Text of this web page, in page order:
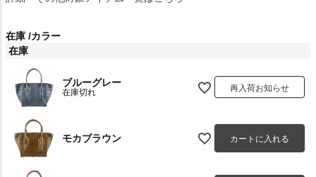
在庫 カラー
在庫
ブルーグレー
在庫切れ 再入荷お知らせ
モカブラウン カートに入れる